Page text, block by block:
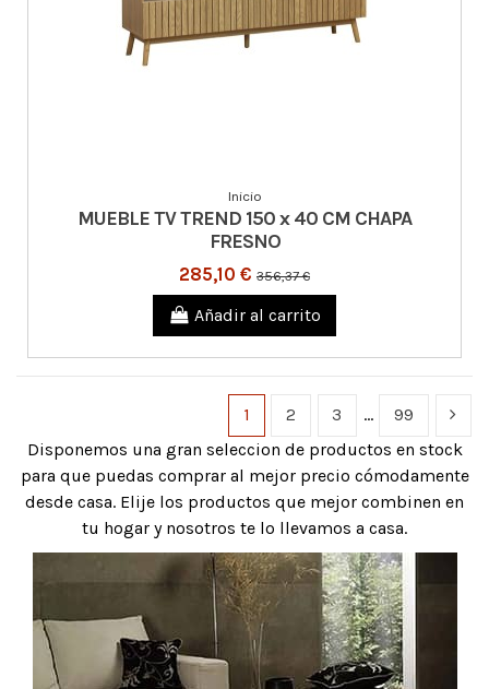
Inicio
MUEBLE TV TREND 150 x 40 CM CHAPA
FRESNO
285,10 € 356,37 €
Añadir al carrito
1 2 3 …
99
Disponemos una gran seleccion de productos en stock
para que puedas comprar al mejor precio cómodamente
desde casa. Elije los productos que mejor combinen en
tu hogar y nosotros te lo llevamos a casa.